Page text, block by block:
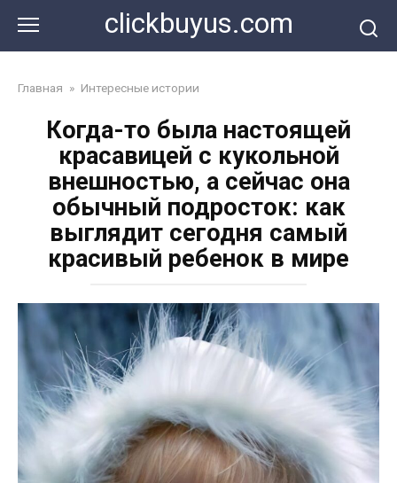
контенту
clickbuyus.com
Главная » Интересные истории
Когда-то была настоящей
красавицей с кукольной
внешностью, а сейчас она
обычный подросток: как
выглядит сегодня самый
красивый ребенок в мире